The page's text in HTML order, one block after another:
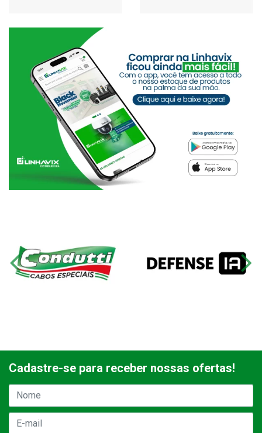
Cadastre-se para receber nossas ofertas!